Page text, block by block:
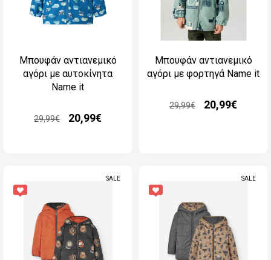
Μπουφάν αντιανεμικό
αγόρι με αυτοκίνητα
Name it
29,99€ 20,99€
Μπουφάν αντιανεμικό
αγόρι με φορτηγά Name it
29,99€ 20,99€
SALE SALE